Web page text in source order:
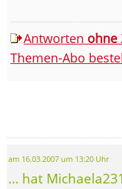
Antworten ohne
Themen-Abo
am 16.03.2007 um 13:20 Uhr
... hat